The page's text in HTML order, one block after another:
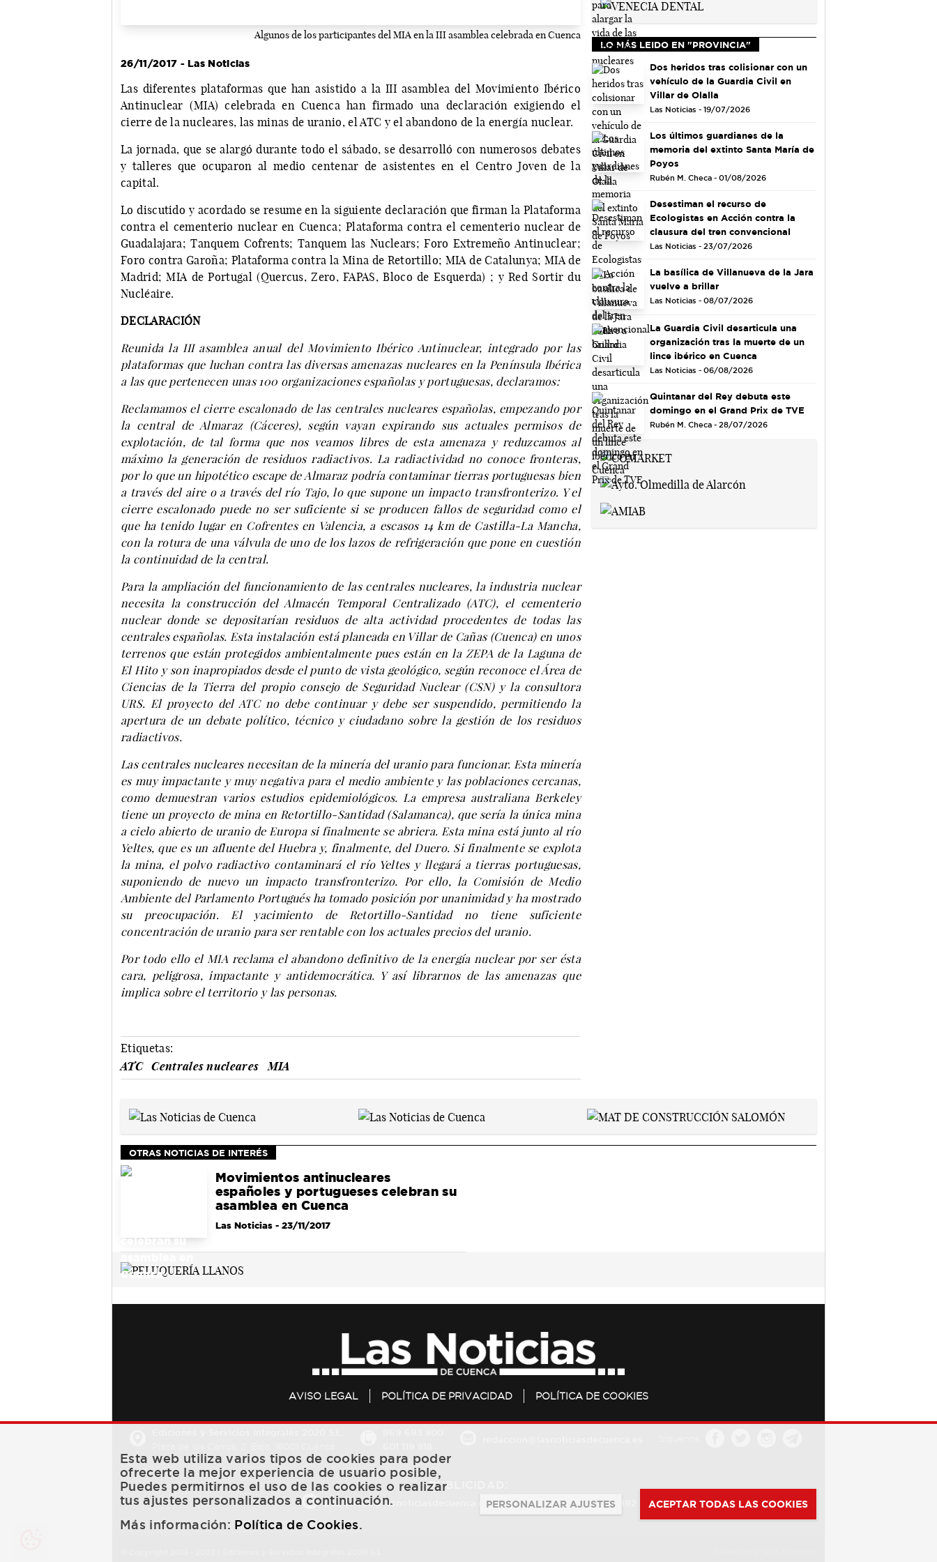
Algunos de los participantes del MIA en la III asamblea celebrada en Cuenca
26/11/2017 - Las Noticias
Las diferentes plataformas que han asistido a la III asamblea del Movimiento Ibérico
Antinuclear (MIA) celebrada en Cuenca han firmado una declaración exigiendo el
cierre de la nucleares, las minas de uranio, el ATC y el abandono de la energía nuclear.
La jornada, que se alargó durante todo el sábado, se desarrolló con numerosos debates
y talleres que ocuparon al medio centenar de asistentes en el Centro Joven de la
capital.
Lo discutido y acordado se resume en la siguiente declaración que firman la Plataforma
contra el cementerio nuclear en Cuenca; Plataforma contra el cementerio nuclear de
Guadalajara; Tanquem Cofrents; Tanquem las Nuclears; Foro Extremeño Antinuclear;
Foro contra Garoña; Plataforma contra la Mina de Retortillo; MIA de Catalunya; MIA de
Madrid; MIA de Portugal (Quercus, Zero, FAPAS, Bloco de Esquerda) ; y Red Sortir du
Nucléaire.
DECLARACIÓN
Reunida la III asamblea anual del Movimiento Ibérico Antinuclear, integrado por las
plataformas que luchan contra las diversas amenazas nucleares en la Península Ibérica
a las que pertenecen unas 100 organizaciones españolas y portuguesas, declaramos:
Reclamamos el cierre escalonado de las centrales nucleares españolas, empezando por
la central de Almaraz (Cáceres), según vayan expirando sus actuales permisos de
explotación, de tal forma que nos veamos libres de esta amenaza y reduzcamos al
máximo la generación de residuos radiactivos. La radiactividad no conoce fronteras,
por lo que un hipotético escape de Almaraz podría contaminar tierras portuguesas bien
a través del aire o a través del río Tajo, lo que supone un impacto transfronterizo. Y el
cierre escalonado puede no ser suficiente si se producen fallos de seguridad como el
que ha tenido lugar en Cofrentes en Valencia, a escasos 14 km de Castilla-La Mancha,
con la rotura de una válvula de uno de los lazos de refrigeración que pone en cuestión
la continuidad de la central.
Para la ampliación del funcionamiento de las centrales nucleares, la industria nuclear
necesita la construcción del Almacén Temporal Centralizado (ATC), el cementerio
nuclear donde se depositarían residuos de alta actividad procedentes de todas las
centrales españolas. Esta instalación está planeada en Villar de Cañas (Cuenca) en unos
terrenos que están protegidos ambientalmente pues están en la ZEPA de la Laguna de
El Hito y son inapropiados desde el punto de vista geológico, según reconoce el Área de
Ciencias de la Tierra del propio consejo de Seguridad Nuclear (CSN) y la consultora
URS. El proyecto del ATC no debe continuar y debe ser suspendido, permitiendo la
apertura de un debate político, técnico y ciudadano sobre la gestión de los residuos
radiactivos.
Las centrales nucleares necesitan de la minería del uranio para funcionar. Esta minería
es muy impactante y muy negativa para el medio ambiente y las poblaciones cercanas,
como demuestran varios estudios epidemiológicos. La empresa australiana Berkeley
tiene un proyecto de mina en Retortillo-Santidad (Salamanca), que sería la única mina
a cielo abierto de uranio de Europa si finalmente se abriera. Esta mina está junto al río
Yeltes, que es un afluente del Huebra y, finalmente, del Duero. Si finalmente se explota
la mina, el polvo radiactivo contaminará el río Yeltes y llegará a tierras portuguesas,
suponiendo de nuevo un impacto transfronterizo. Por ello, la Comisión de Medio
Ambiente del Parlamento Portugués ha tomado posición por unanimidad y ha mostrado
su preocupación. El yacimiento de Retortillo-Santidad no tiene suficiente
concentración de uranio para ser rentable con los actuales precios del uranio.
Por todo ello el MIA reclama el abandono definitivo de la energía nuclear por ser ésta
cara, peligrosa, impactante y antidemocrática. Y así librarnos de las amenazas que
implica sobre el territorio y las personas.
Etiquetas:
ATC
Centrales nucleares MIA
LO MÁS LEIDO EN "PROVINCIA"
Dos heridos tras colisionar con un
vehículo de la Guardia Civil en
Villar de Olalla
Las Noticias - 19/07/2026
Los últimos guardianes de la
memoria del extinto Santa María de
Poyos
Rubén M. Checa - 01/08/2026
Desestiman el recurso de
Ecologistas en Acción contra la
clausura del tren convencional
Las Noticias - 23/07/2026
La basílica de Villanueva de la Jara
vuelve a brillar
Las Noticias - 08/07/2026
La Guardia Civil desarticula una
organización tras la muerte de un
lince ibérico en Cuenca
Las Noticias - 06/08/2026
Quintanar del Rey debuta este
domingo en el Grand Prix de TVE
Rubén M. Checa - 28/07/2026
OTRAS NOTICIAS DE INTERÉS
Movimientos antinucleares
españoles y portugueses celebran su
asamblea en Cuenca
Las Noticias- 23/11/2017
AVISO LEGAL POLÍTICA DE PRIVACIDAD POLÍTICA DE COOKIES
PUBLICIDAD:
publicidad@lasnoticiasdecuenca.es 684 126 573 / 670 726 392
Esta web utiliza varios tipos de cookies para poder
ofrecerte la mejor experiencia de usuario posible,
Puedes permitirnos el uso de las cookies o realizar
tus ajustes personalizados a continuación.
Más información: Política de Cookies.
PERSONALIZAR AJUSTES ACEPTAR TODAS LAS COOKIES